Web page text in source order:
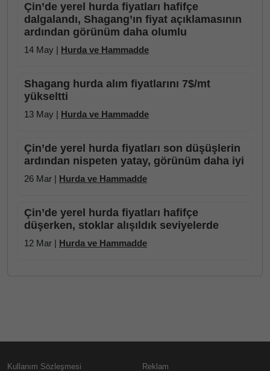
Çin’de yerel hurda fiyatları hafifçe
dalgalandı, Shagang’ın fiyat açıklamasının
ardından görünüm daha olumlu
14 May | Hurda ve Hammadde
Shagang hurda alım fiyatlarını 7$/mt
yükseltti
13 May | Hurda ve Hammadde
Çin’de yerel hurda fiyatları son düşüşlerin
ardından nispeten yatay, görünüm daha iyi
26 Mar | Hurda ve Hammadde
Çin’de yerel hurda fiyatları hafifçe
düşerken, stoklar alışıldık seviyelerde
12 Mar | Hurda ve Hammadde
Kullanım Sözleşmesi Reklam